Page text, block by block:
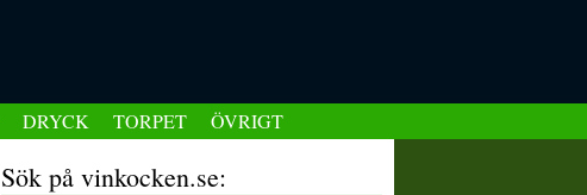
DRYCK TORPET ÖVRIGT
Sök på vinkocken.se: